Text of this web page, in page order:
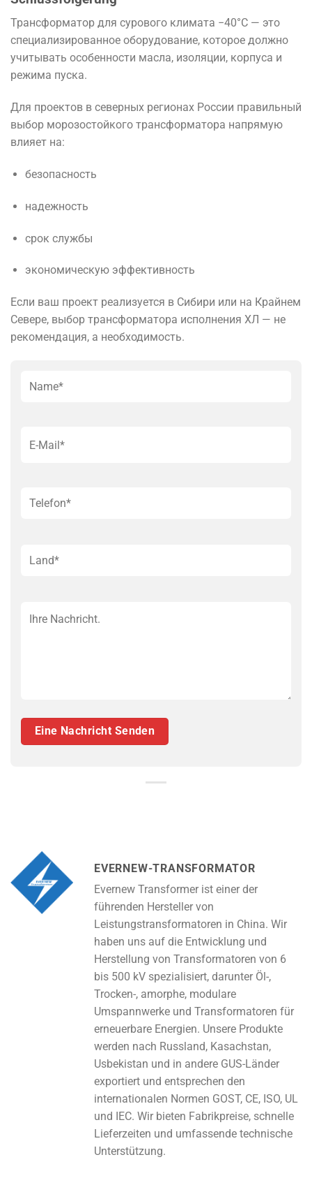
Трансформатор для сурового климата −40°C — это
специализированное оборудование, которое должно
учитывать особенности масла, изоляции, корпуса и
режима пуска.
Для проектов в северных регионах России правильный
выбор морозостойкого трансформатора напрямую
влияет на:
безопасность
надежность
срок службы
экономическую эффективность
Если ваш проект реализуется в Сибири или на Крайнем
Севере, выбор трансформатора исполнения ХЛ — не
рекомендация, а необходимость.
EVERNEW-TRANSFORMATOR
Evernew Transformer ist einer der
führenden Hersteller von
Leistungstransformatoren in China. Wir
haben uns auf die Entwicklung und
Herstellung von Transformatoren von 6
bis 500 kV spezialisiert, darunter Öl-,
Trocken-, amorphe, modulare
Umspannwerke und Transformatoren für
erneuerbare Energien. Unsere Produkte
werden nach Russland, Kasachstan,
Usbekistan und in andere GUS-Länder
exportiert und entsprechen den
internationalen Normen GOST, CE, ISO, UL
und IEC. Wir bieten Fabrikpreise, schnelle
Lieferzeiten und umfassende technische
Unterstützung.